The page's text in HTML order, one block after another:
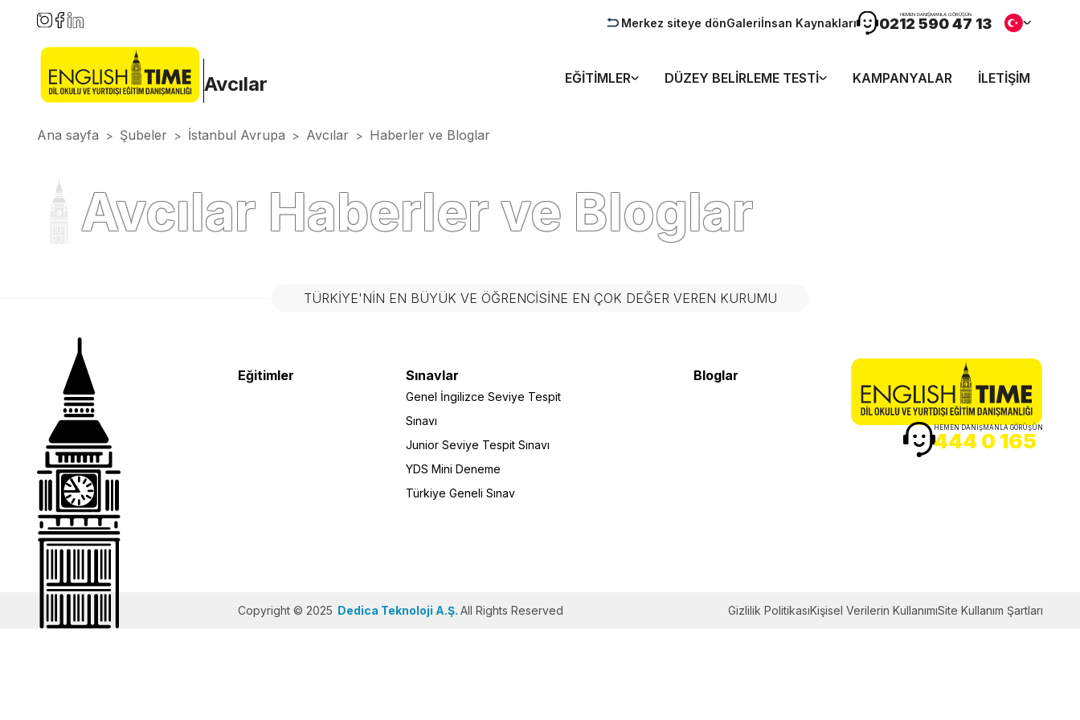
Merkez siteye dönGaleriİnsan Kaynakları
HEMEN DANIŞMANLA GÖRÜŞÜN
0212 590 47 13
Avcılar EĞITIMLER DÜZEY BELIRLEME TESTI KAMPANYALAR İLETIŞIM
Ana sayfa > Şubeler > İstanbul Avrupa > Avcılar > Haberler ve Bloglar
Avcılar Haberler ve Bloglar
TÜRKIYE'NIN EN BÜYÜK VE ÖĞRENCISINE EN ÇOK DEĞER VEREN KURUMU
Eğitimler Sınavlar
Genel İngilizce Seviye Tespit
Sınavı
Junior Seviye Tespit Sınavı
YDS Mini Deneme
Türkiye Geneli Sınav
Bloglar
HEMEN DANIŞMANLA GÖRÜŞÜN
444 0 165
Copyright © 2025 Dedica Teknoloji A.Ş. All Rights Reserved Gizlilik PolitikasıKişisel Verilerin KullanımıSite Kullanım Şartları